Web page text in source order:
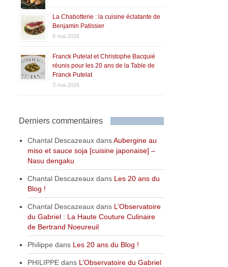
La Chabotterie : la cuisine éclatante de
Benjamin Patissier
8 mai 2026
Franck Putelat et Christophe Bacquié
réunis pour les 20 ans de la Table de
Franck Putelat
3 mai 2026
Derniers commentaires
Chantal Descazeaux dansAubergine au
miso et sauce soja [cuisine japonaise] –
Nasu dengaku
Chantal Descazeaux dans Les 20 ans du
Blog !
Chantal Descazeaux dans L’Observatoire
du Gabriel : La Haute Couture Culinaire
de Bertrand Noeureuil
Philippe dans Les 20 ans du Blog !
PHILIPPE dans L’Observatoire du Gabriel